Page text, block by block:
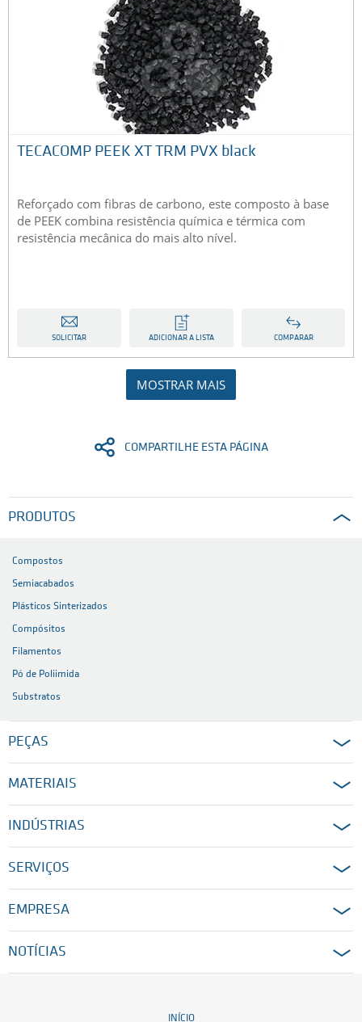
TECACOMP PEEK XT TRM PVX black
Reforçado com fibras de carbono, este composto à base
de PEEK combina resistência química e térmica com
resistência mecânica do mais alto nível.
SOLICITAR ADICIONAR A LISTA COMPARAR
MOSTRAR MAIS
COMPARTILHE ESTA PÁGINA
PRODUTOS
Compostos
Semiacabados
Plásticos Sinterizados
Compósitos
Filamentos
Pó de Poliimida
Substratos
PEÇAS
MATERIAIS
INDÚSTRIAS
SERVIÇOS
EMPRESA
NOTÍCIAS
INÍCIO